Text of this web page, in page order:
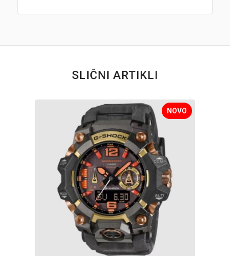
SLIČNI ARTIKLI
NOVO